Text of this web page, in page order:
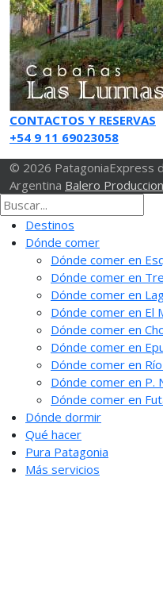
CONTACTOS Y RESERVAS
+54 9 11 69023058
© 2026 PatagoniaExpress
Argentina Balero
Destinos
Dónde comer
Dónde comer en
Dónde comer en
Dónde comer en
Dónde comer en El
Dónde comer en
Dónde comer en
Dónde comer en
Dónde comer en P.
Dónde comer en
Dónde dormir
Qué hacer
Pura Patagonia
Más servicios